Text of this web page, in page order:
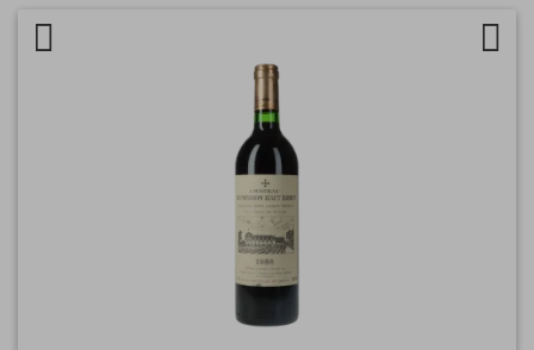
184.00€ - 503.00€